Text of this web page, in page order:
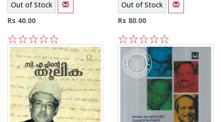
Out of Stock
Rs 40.00
5
4
3
2
1
Out of Stock
Rs 80.00
5
4
3
2
1